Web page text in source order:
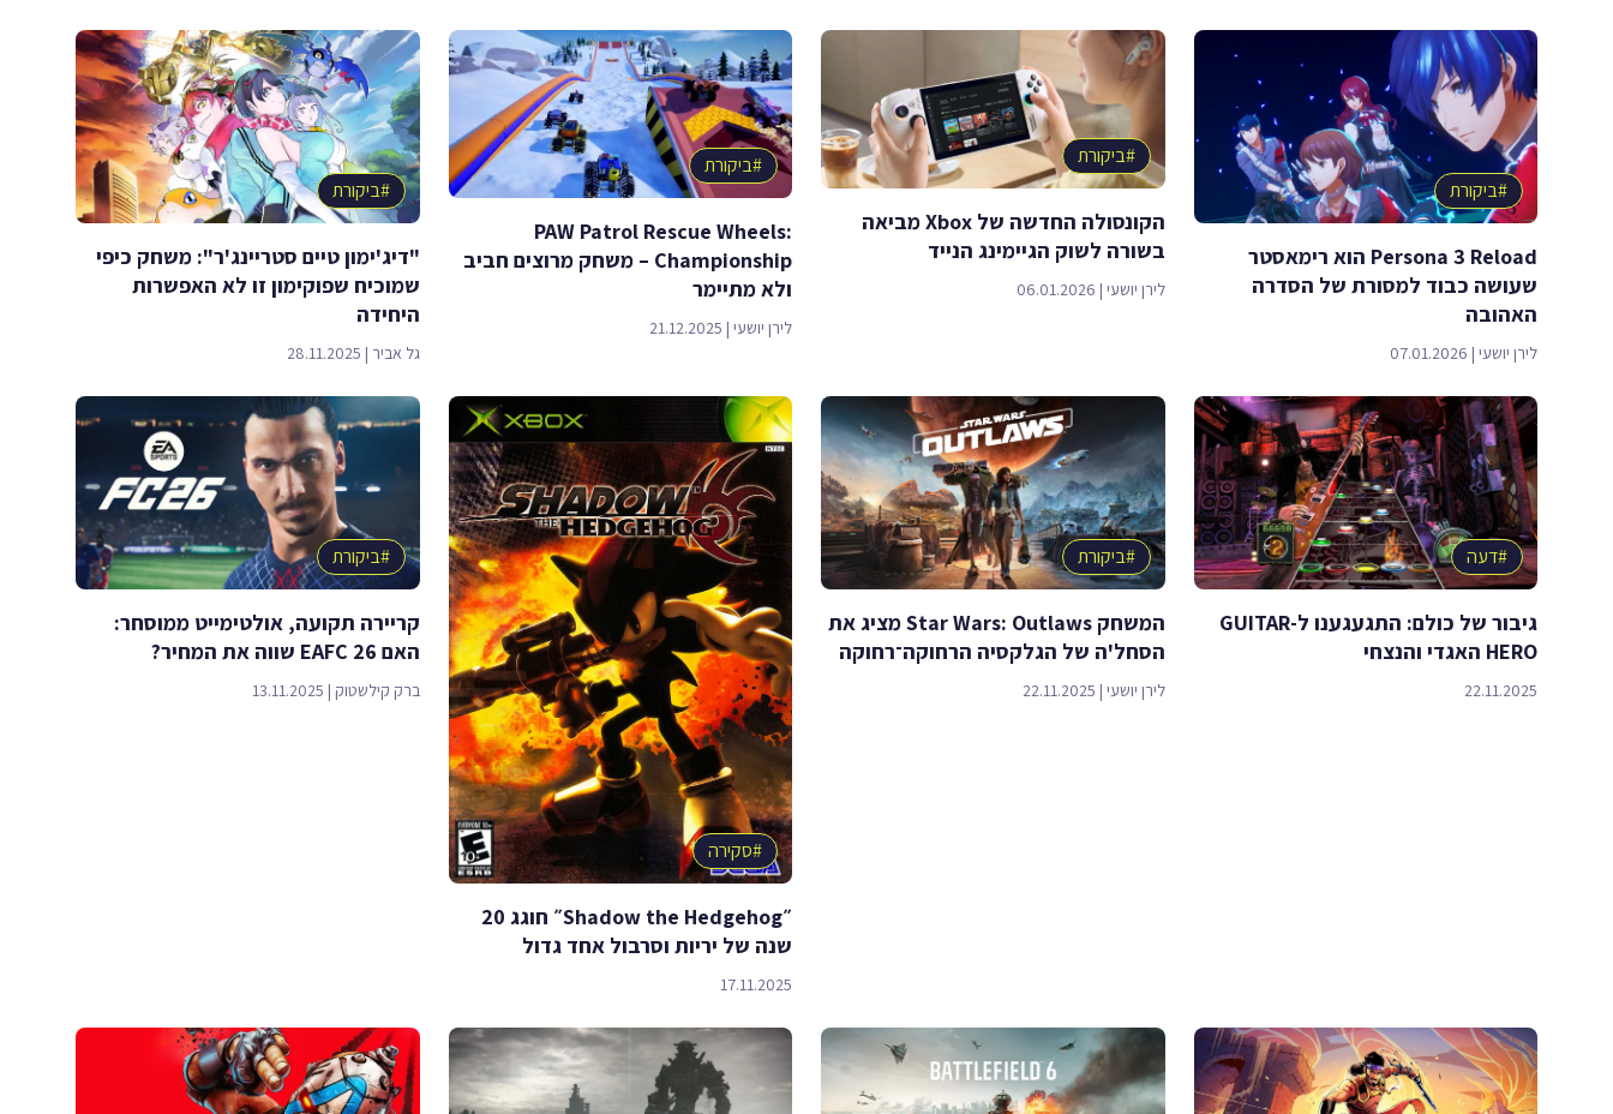
#ביקורת
Persona 3 Reload הוא רימאסטר
שעושה כבוד למסורת של הסדרה
האהובה
לירן יושעי |
07.01.2026
#ביקורת
הקונסולה החדשה של Xbox מביאה
בשורה לשוק הגיימינג הנייד
לירן יושעי |
06.01.2026
#ביקורת
PAW Patrol Rescue Wheels:
Championship – משחק מרוצים חביב
ולא מתיימר
לירן יושעי |
21.12.2025
#ביקורת
"דיג'ימון טיים סטריינג'ר": משחק כיפי
שמוכיח שפוקימון זו לא האפשרות
היחידה
גל אביר |
28.11.2025
#דעה
גיבור של כולם: התגעגענו ל-GUITAR
HERO האגדי והנצחי
22.11.2025
#ביקורת
המשחק Star Wars: Outlaws מציג את
הסחל'ה של הגלקסיה הרחוקה־רחוקה
לירן יושעי |
22.11.2025
#סקירה
״Shadow the Hedgehog״ חוגג 20
שנה של יריות וסרבול אחד גדול
17.11.2025
#ביקורת
קריירה תקועה, אולטימייט ממוסחר:
האם EAFC 26 שווה את המחיר?
ברק קילשטוק |
13.11.2025